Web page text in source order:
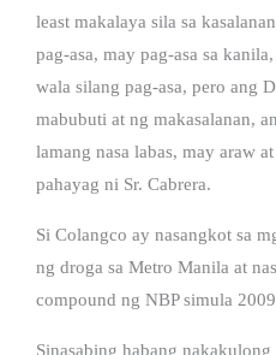
least makalaya sila sa
pag-asa, may pag-asa sa
wala silang pag-asa, pero ang
mabubuti at ng makasalanan,
lamang nasa labas, may araw
pahayag ni Sr. Cabrera.
Si Colangco ay nasangkot sa
ng droga sa Metro Manila at
compound ng NBP simula
Sinasabing habang